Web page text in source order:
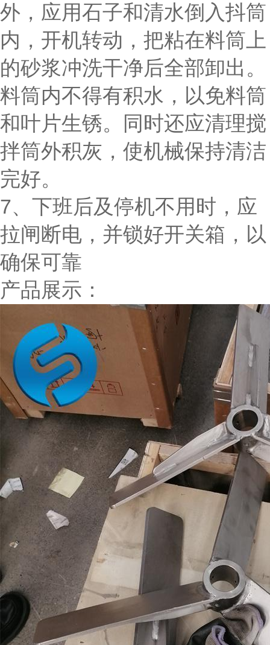
外，应用石子和清水倒入抖筒
内，开机转动，把粘在料筒上
的砂浆冲洗干净后全部卸出。
料筒内不得有积水，以免料筒
和叶片生锈。同时还应清理搅
拌筒外积灰，使机械保持清洁
完好。
7、下班后及停机不用时，应
拉闸断电，并锁好开关箱，以
确保可靠
产品展示：